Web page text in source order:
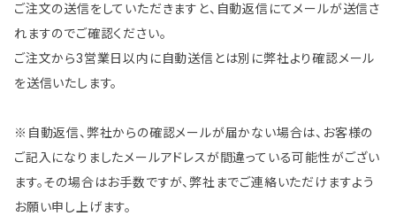
ご注文の送信をしていただきますと、自動返信にてメールが送信さ
れますのでご確認ください。
ご注文から3営業日以内に自動送信とは別に弊社より確認メール
を送信いたします。
※自動返信、弊社からの確認メールが届かない場合は、お客様の
ご記入になりましたメールアドレスが間違っている可能性がござい
ます。その場合はお手数ですが、弊社までご連絡いただけますよう
お願い申し上げます。